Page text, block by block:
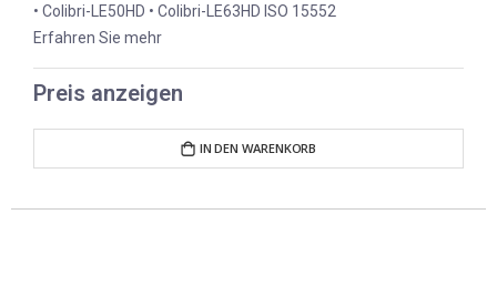
• Colibri-LE50HD • Colibri-LE63HD ISO 15552
Erfahren Sie mehr
Preis anzeigen
IN DEN WARENKORB